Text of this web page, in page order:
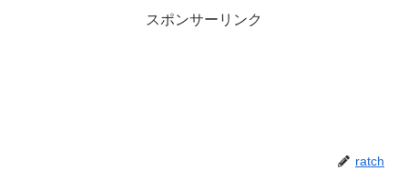
スポンサーリンク
ratch